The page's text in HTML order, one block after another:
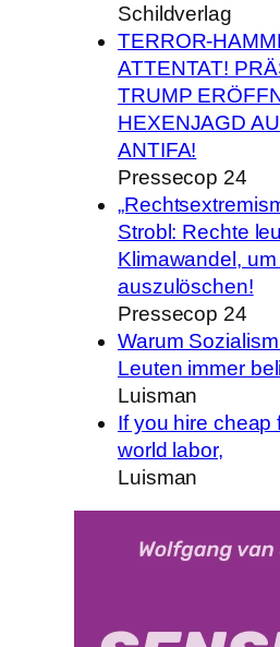
Schildverlag
TERROR-
ATTENTAT!
TRUMP
HEXENJAGD
ANTIFA!
Pressecop 24
Strobl: Rechte
Klimawandel, um
auszulöschen!
Pressecop 24
Warum
Leuten immer
Luisman
If you hire cheap
world labor,
Luisman